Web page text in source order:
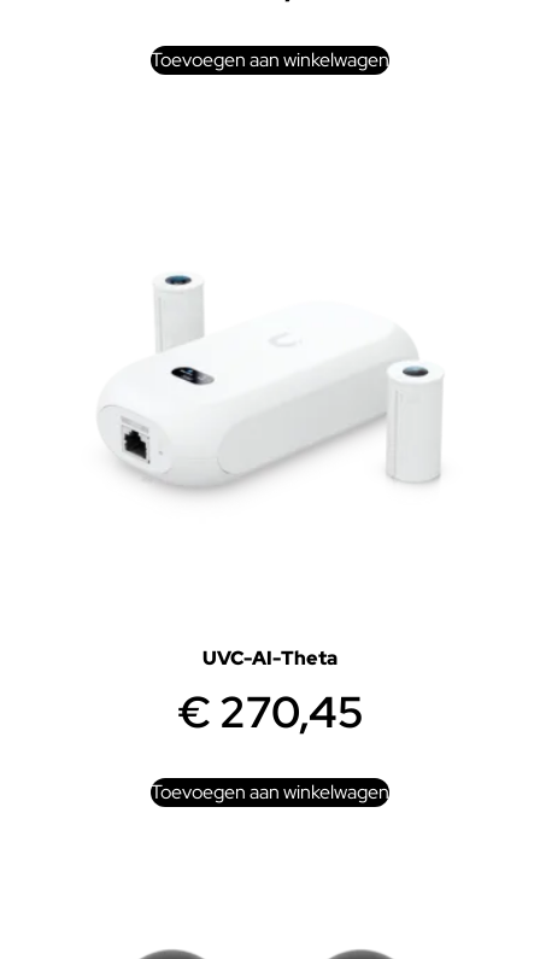
Toevoegen aan winkelwagen
UVC-AI-Theta
€270,45
Toevoegen aan winkelwagen